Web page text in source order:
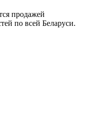
продажей
по всей Беларуси.